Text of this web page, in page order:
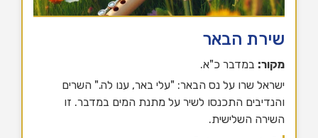
שירת הבאר
מקור:במדבר כ"א.
ישראל שרו על נס הבאר: "עלי באר, ענו לה." השרים
והנדיבים התכנסו לשיר על מתנת המים במדבר. זו
השירה השלישית.